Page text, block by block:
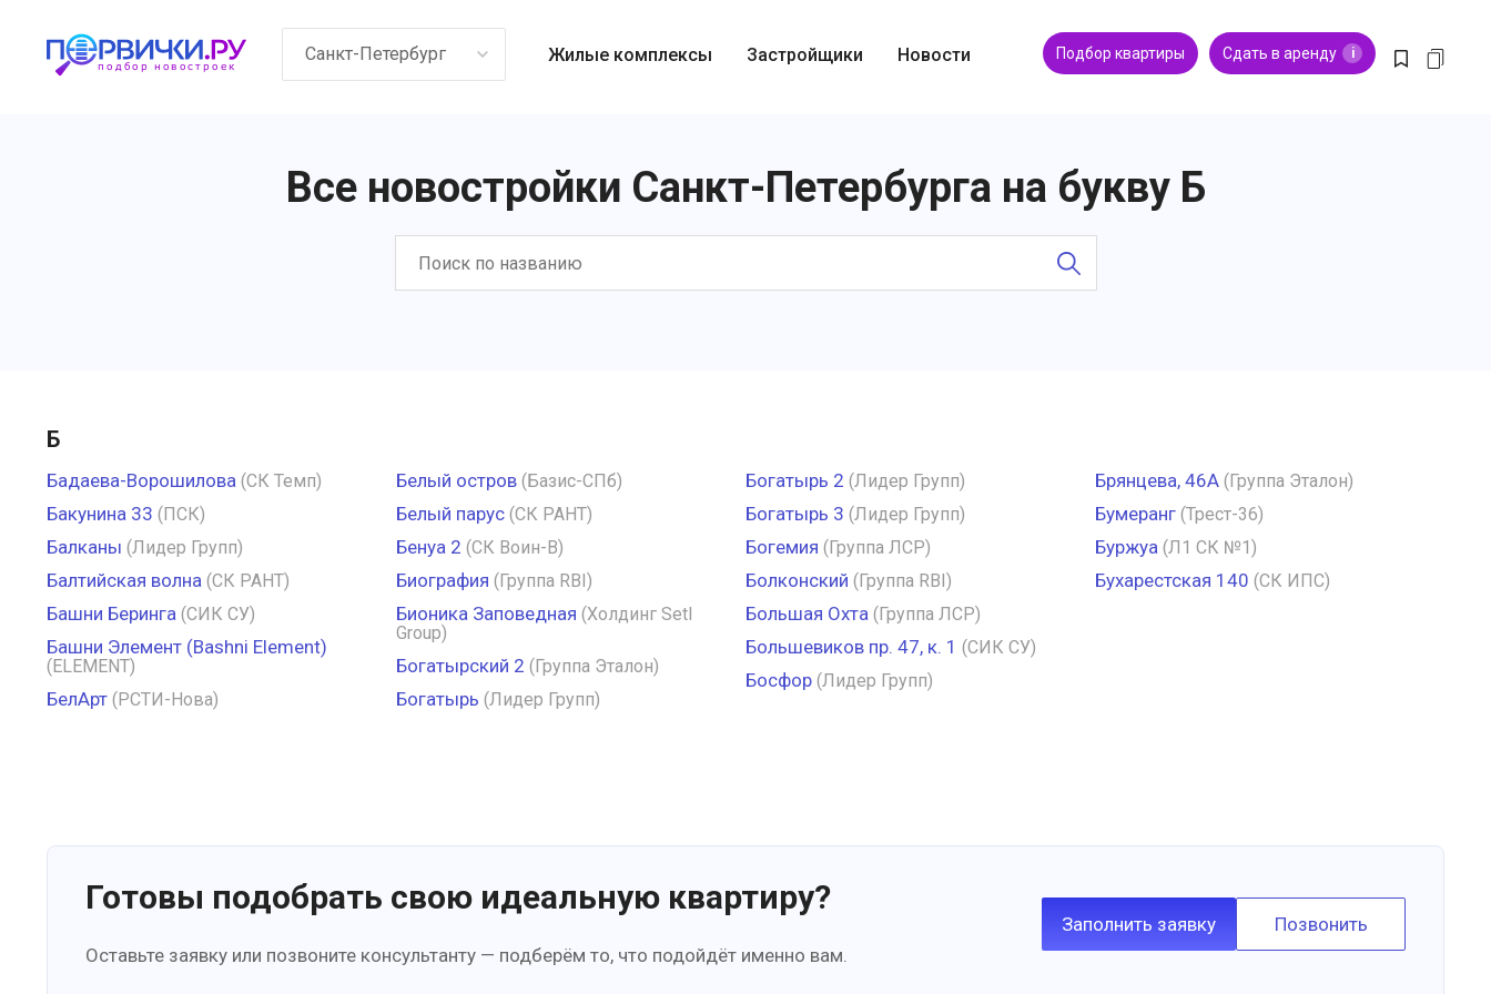
Санкт-Петербург Жилые комплексы Застройщики Новости Подбор квартиры Сдать в аренду i
Все новостройки Санкт-Петербурга на букву Б
Б
Бадаева-Ворошилова (СК Темп)
Бакунина 33 (ПСК)
Балканы (Лидер Групп)
Балтийская волна (СК РАНТ)
Башни Беринга (СИК СУ)
Башни Элемент (Bashni Element)
(ELEMENT)
БелАрт (РСТИ-Нова)
Белый остров (Базис-СПб)
Белый парус (СК РАНТ)
Бенуа 2 (СК Воин-В)
Биография (Группа RBI)
Бионика Заповедная (Холдинг Setl
Group)
Богатырский 2 (Группа Эталон)
Богатырь (Лидер Групп)
Богатырь 2 (Лидер Групп)
Богатырь 3 (Лидер Групп)
Богемия (Группа ЛСР)
Болконский (Группа RBI)
Большая Охта (Группа ЛСР)
Большевиков пр. 47, к. 1 (СИК СУ)
Босфор (Лидер Групп)
Брянцева, 46А (Группа Эталон)
Бумеранг (Трест-36)
Буржуа (Л1 СК №1)
Бухарестская 140 (СК ИПС)
Готовы подобрать свою идеальную квартиру?
Оставьте заявку или позвоните консультанту — подберём то, что подойдёт именно вам.
Заполнить заявку Позвонить